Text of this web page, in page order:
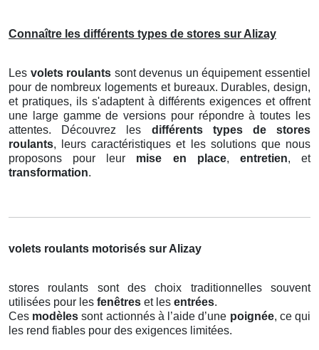
Connaître les différents types de stores sur Alizay
Les volets roulants sont devenus un équipement essentiel
pour de nombreux logements et bureaux. Durables, design,
et pratiques, ils s'adaptent à différents exigences et offrent
une large gamme de versions pour répondre à toutes les
attentes. Découvrez les différents types de stores
roulants, leurs caractéristiques et les solutions que nous
proposons pour leur mise en place, entretien, et
transformation.
volets roulants motorisés sur Alizay
stores roulants sont des choix traditionnelles souvent
utilisées pour les fenêtres et les entrées.
Ces modèles sont actionnés à l’aide d’une poignée, ce qui
les rend fiables pour des exigences limitées.